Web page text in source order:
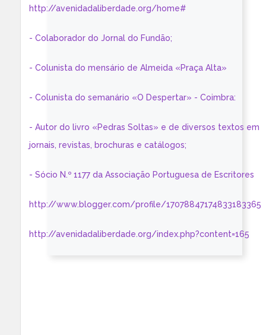
http://avenidadaliberdade.org/home#
- Colaborador do Jornal do Fundão;
- Colunista do mensário de Almeida «Praça Alta»
- Colunista do semanário «O Despertar» - Coimbra:
- Autor do livro «Pedras Soltas» e de diversos textos em
jornais, revistas, brochuras e catálogos;
- Sócio N.º 1177 da Associação Portuguesa de Escritores
http://www.blogger.com/profile/17078847174833183365
http://avenidadaliberdade.org/index.php?content=165